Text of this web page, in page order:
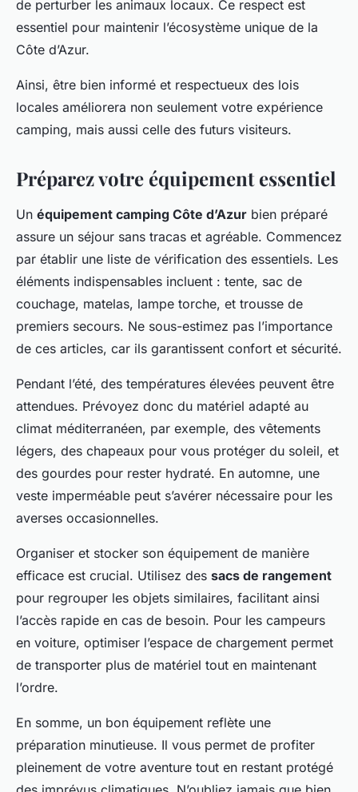
de perturber les animaux locaux. Ce respect est
essentiel pour maintenir l’écosystème unique de la
Côte d’Azur.
Ainsi, être bien informé et respectueux des lois
locales améliorera non seulement votre expérience
camping, mais aussi celle des futurs visiteurs.
Préparez votre équipement essentiel
Un équipement camping Côte d’Azur bien préparé
assure un séjour sans tracas et agréable. Commencez
par établir une liste de vérification des essentiels. Les
éléments indispensables incluent : tente, sac de
couchage, matelas, lampe torche, et trousse de
premiers secours. Ne sous-estimez pas l’importance
de ces articles, car ils garantissent confort et sécurité.
Pendant l’été, des températures élevées peuvent être
attendues. Prévoyez donc du matériel adapté au
climat méditerranéen, par exemple, des vêtements
légers, des chapeaux pour vous protéger du soleil, et
des gourdes pour rester hydraté. En automne, une
veste imperméable peut s’avérer nécessaire pour les
averses occasionnelles.
Organiser et stocker son équipement de manière
efficace est crucial. Utilisez des sacs de rangement
pour regrouper les objets similaires, facilitant ainsi
l’accès rapide en cas de besoin. Pour les campeurs
en voiture, optimiser l’espace de chargement permet
de transporter plus de matériel tout en maintenant
l’ordre.
En somme, un bon équipement reflète une
préparation minutieuse. Il vous permet de profiter
pleinement de votre aventure tout en restant protégé